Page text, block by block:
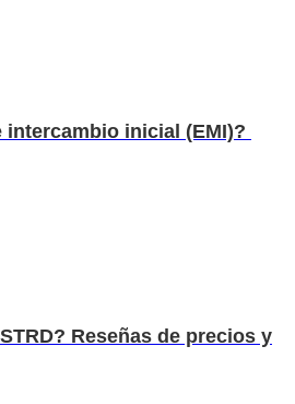
intercambio inicial (EMI)?
Reseñas de precios y